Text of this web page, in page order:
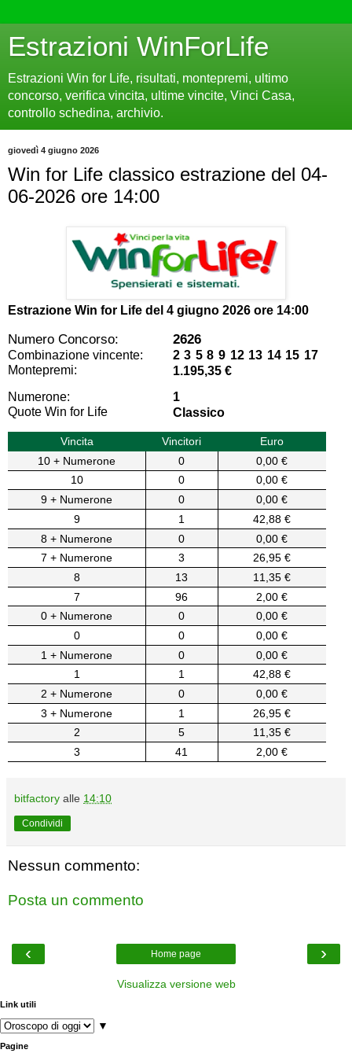
Estrazioni WinForLife
Estrazioni Win for Life, risultati, montepremi, ultimo
concorso, verifica vincita, ultime vincite, Vinci Casa,
controllo schedina, archivio.
giovedì 4 giugno 2026
Win for Life classico estrazione del 04-
06-2026 ore 14:00
Estrazione Win for Life del 4 giugno 2026 ore 14:00
Numero Concorso: 2626
Combinazione vincente:
2 3 5 8 9 12 13 14 15 17
Montepremi:
1.195,35 €
Numerone:
1
Quote Win for Life
Classico
Vincita Vincitori
Euro
10 + Numerone
0
0,00 €
10
0
0,00 €
9 + Numerone
0
0,00 €
9
1
42,88 €
8 + Numerone
0
0,00 €
7 + Numerone
3
26,95 €
8
13
11,35 €
7
96
2,00 €
0 + Numerone
0
0,00 €
0
0
0,00 €
1 + Numerone
0
0,00 €
1
1
42,88 €
2 + Numerone
0
0,00 €
3 + Numerone
1
26,95 €
2
5
11,35 €
3
41 2,00 €
bitfactory alle 14:10
Condividi
Nessun commento:
Posta un commento
‹ ›
Home page
Visualizza versione web
Link utili
▼
Pagine